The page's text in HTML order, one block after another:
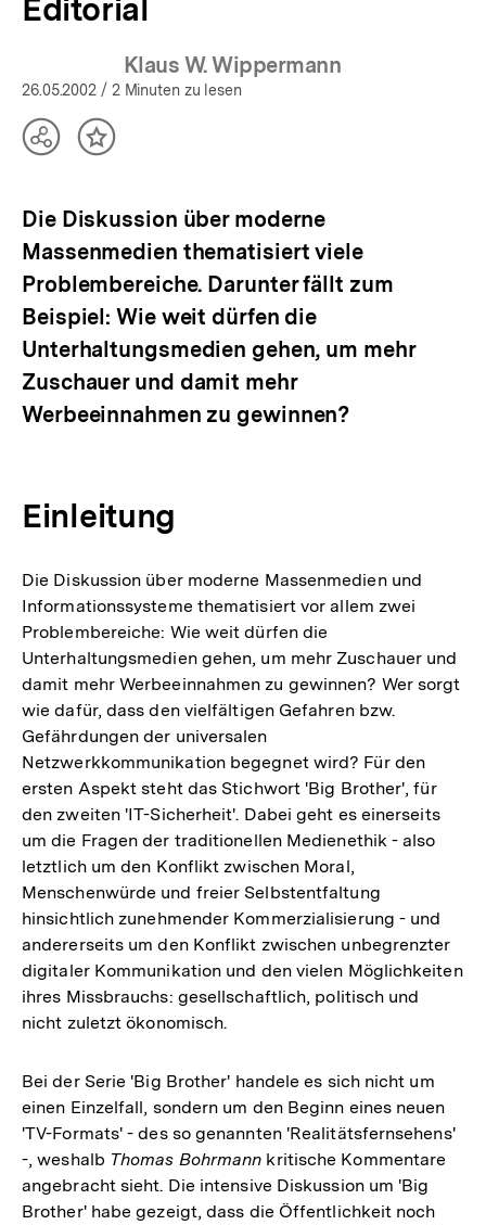
Editorial
Klaus W. Wippermann
26.05.2002 / 2 Minuten zu lesen
TeilenInhalt
Die Diskussion über moderne
Massenmedien thematisiert viele
Problembereiche. Darunter fällt zum
Beispiel: Wie weit dürfen die
Unterhaltungsmedien gehen, um mehr
Zuschauer und damit mehr
Werbeeinnahmen zu gewinnen?
Einleitung
Die Diskussion über moderne Massenmedien und
Informationssysteme thematisiert vor allem zwei
Problembereiche: Wie weit dürfen die
Unterhaltungsmedien gehen, um mehr Zuschauer und
damit mehr Werbeeinnahmen zu gewinnen? Wer sorgt
wie dafür, dass den vielfältigen Gefahren bzw.
Gefährdungen der universalen
Netzwerkkommunikation begegnet wird? Für den
ersten Aspekt steht das Stichwort 'Big Brother', für
den zweiten 'IT-Sicherheit'. Dabei geht es einerseits
um die Fragen der traditionellen Medienethik - also
letztlich um den Konflikt zwischen Moral,
Menschenwürde und freier Selbstentfaltung
hinsichtlich zunehmender Kommerzialisierung - und
andererseits um den Konflikt zwischen unbegrenzter
digitaler Kommunikation und den vielen Möglichkeiten
ihres Missbrauchs: gesellschaftlich, politisch und
nicht zuletzt ökonomisch.
Bei der Serie 'Big Brother' handele es sich nicht um
einen Einzelfall, sondern um den Beginn eines neuen
'TV-Formats' - des so genannten 'Realitätsfernsehens'
-, weshalb Thomas Bohrmann kritische Kommentare
angebracht sieht. Die intensive Diskussion um 'Big
Brother' habe gezeigt, dass die Öffentlichkeit noch